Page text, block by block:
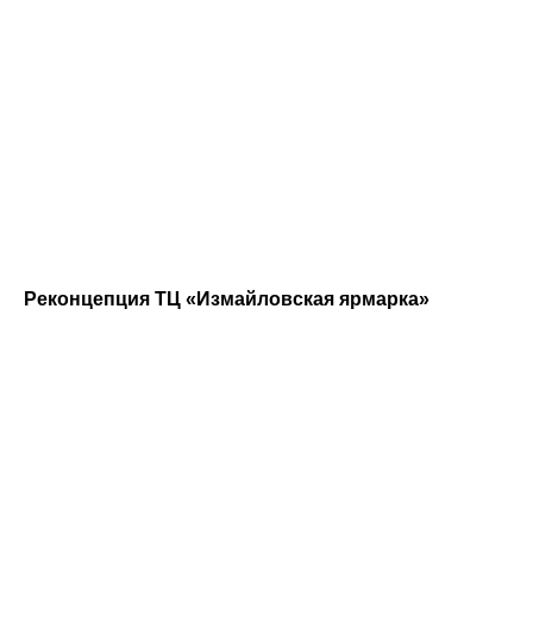
Реконцепция ТЦ «Измайловская ярмарка»